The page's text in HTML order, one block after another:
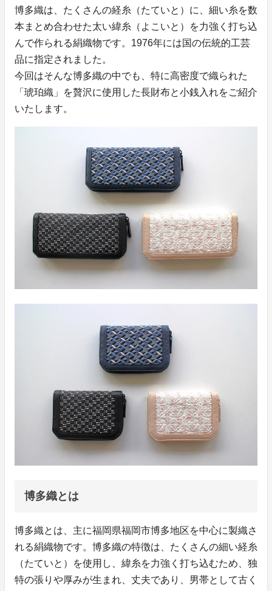
博多織は、たくさんの経糸（たていと）に、細い糸を数
本まとめ合わせた太い緯糸（よこいと）を力強く打ち込
んで作られる絹織物です。1976年には国の伝統的工芸
品に指定されました。
今回はそんな博多織の中でも、特に高密度で織られた
「琥珀織」を贅沢に使用した長財布と小銭入れをご紹介
いたします。
博多織とは
博多織とは、主に福岡県福岡市博多地区を中心に製織さ
れる絹織物です。博多織の特徴は、たくさんの細い経糸
（たていと）を使用し、緯糸を力強く打ち込むため、独
特の張りや厚みが生まれ、丈夫であり、男帯として古く